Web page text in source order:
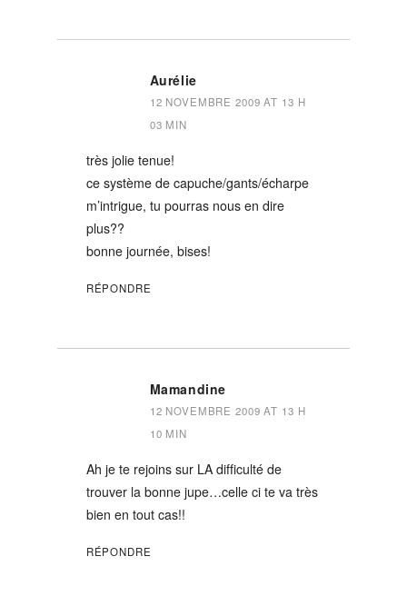
Aurélie
12 NOVEMBRE 2009 AT 13 H
03 MIN
très jolie tenue!
ce système de capuche/gants/écharpe
m’intrigue, tu pourras nous en dire
plus??
bonne journée, bises!
RÉPONDRE
Mamandine
12 NOVEMBRE 2009 AT 13 H
10 MIN
Ah je te rejoins sur LA difficulté de
trouver la bonne jupe…celle ci te va très
bien en tout cas!!
RÉPONDRE